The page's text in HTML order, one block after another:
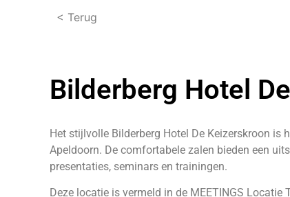
< Terug
Bilderberg Hotel
Het stijlvolle Bilderberg Hotel De Keizerskroon is
Apeldoorn. De comfortabele zalen bieden een
presentaties, seminars en trainingen.
Deze locatie is vermeld in de MEETINGS Locatie